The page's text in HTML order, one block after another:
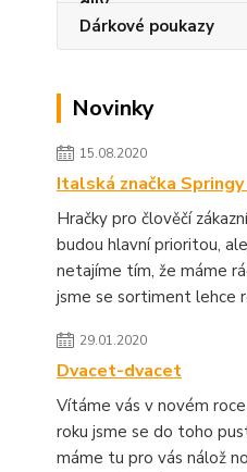
Dárkové poukazy
Novinky
15.08.2020
Italská značka Springy
Hračky pro člověčí
budou hlavní prioritou,
netajíme tím, že máme
jsme se sortiment lehce
29.01.2020
Dvacet-dvacet
Vítáme vás v novém
roku jsme se do toho
máme tu pro vás nálož